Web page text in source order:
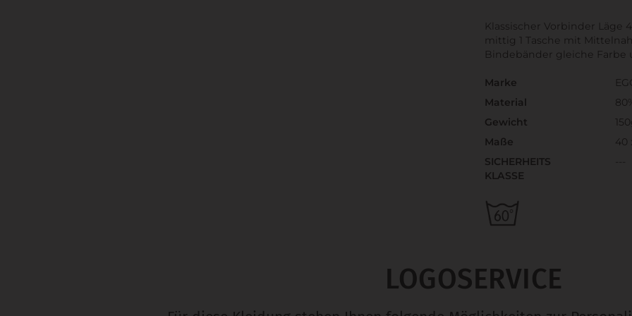
Klassischer Vorbinder Läge
mittig 1 Tasche mit
Bindebänder gleiche Farbe
Marke
Material
Gewicht
Maße
40
SICHERHEITS
KLASSE
LOGOSERVICE